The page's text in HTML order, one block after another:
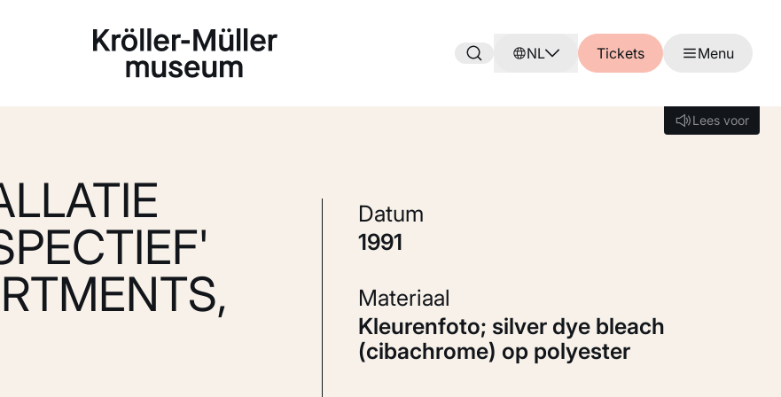
NL Tickets Menu
Lees voor
Lees voor
Datum
1991
Materiaal
Kleurenfoto; silver dye bleach
(cibachrome) op polyester